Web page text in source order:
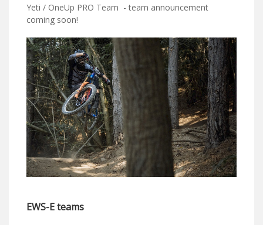
Yeti / OneUp PRO Team - team announcement
coming soon!
EWS-E teams